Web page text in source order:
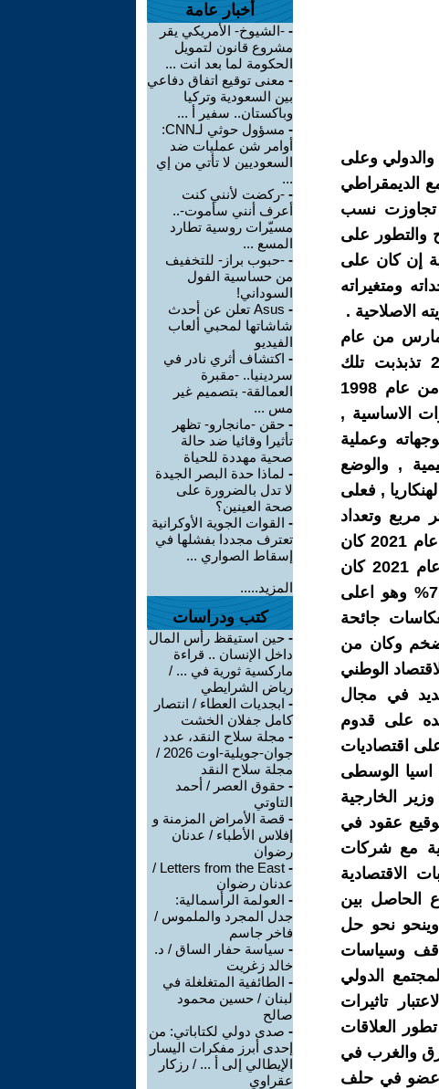
والدولي وعلى
الديمقراطي
تجاوزت نسب
والتطور على
إن كان على
ومتغيراته
الاصلاحية .
انضمام هنكاريا الى حلف شمال الاطلسي – الناتو- في 12 مارس من عام
1999 ودخولها الى الاتحاد الاوربي في الاول من ايار عام 2004 تذبذبت تلك
السياسات بحكم تقلبات السياسات ومتغيراتها في الفترة الممتدة من عام 1998
الاساسية ,
وعملية
, والوضع
, فعلى
الجغرافية 97 الف كيلومتر مربع وتعداد
سكانها لا يتجاوز 9,71 مليون نسمة وان الناتج المحلي الاجمالي في عام 2021 كان
326 مليار دولار وان حصة الفرد من الناتج المحلي الاجمالي في عام 2021 كان
18.728دولار , النمو في الناتج المحلي بلغ في نفس ذلك العام 7.1% وهو اعلى
جائحة
وكان من
الوطني
في مجال
على قدوم
اقتصاديات
اسيا الوسطى
الخارجية
عقود في
مع شركات
من العقوبات الاقتصادية
الحاصل بين
وينحو نحو حل
وسياسات
الدولي
تاثيرات
العلاقات
والغرب في
وعضو في حلف
أخبار عامة
- -الشيوخ- الأمريكي يقر
مشروع قانون لتمويل
الحكومة لما بعد انت ...
- معنى توقيع اتفاق دفاعي
بين السعودية وتركيا
وباكستان.. سفير أ ...
-
مسؤول حوثي لـCNN:
أوامر شن عمليات ضد
السعوديين لا تأتي من إي
...
- -ركضت لأنني كنت
أعرف أنني سأموت-..
مسيّرات روسية تطارد
المسع ...
- -حبوب براز- للتخفيف
من حساسية الفول
السوداني!
-
Asus تعلن عن أحدث
شاشاتها لمحبي ألعاب
الفيديو
- اكتشاف أثري نادر في
سردينيا.. -مقبرة
العمالقة- بتصميم غير
مس ...
- حقن -مانجارو- تظهر
تأثيرا وقائيا ضد حالة
صحية مهددة للحياة
- لماذا حدة البصر الجيدة
لا تدل بالضرورة على
صحة العينين؟
- القوات الجوية الأوكرانية
تعترف مجددا بفشلها في
إسقاط الصواري ...
المزيد.....
كتب ودراسات
- حين استيقظ رأس المال
داخل الإنسان .. قراءة
ماركسية ثورية في ... /
رياض الشرايطي
- ابجديات العطاء / انتصار
كامل جفلان الخشت
- مجلة سلاح النقد، عدد
جوان-جويلية-اوت 2026 /
مجلة سلاح النقد
- حقوق العصر / أحمد
التاوتي
- قصة الأمراض المزمنة و
إفلاس الأطباء / عدنان
رضوان
-
Letters from the East /
عدنان رضوان
- العولمة الرأسمالية:
جدل المجرد والملموس /
فاخر جاسم
- سياسة حفار الساق / د.
خالد زغريت
- الطائفية المتغلغلة في
لبنان / حسين محمود
صالح
- صدى دولي لكتاباتي: من
إحدى أبرز مفكرات اليسار
الإيطالي إلى أ ... / رزكار
عقراوي